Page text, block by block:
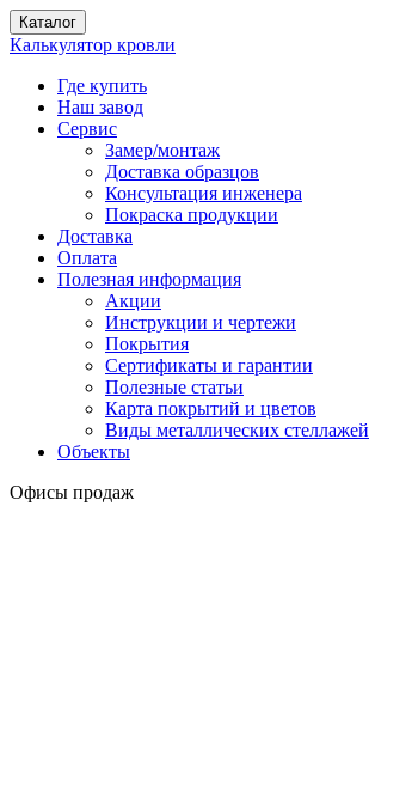
Каталог
Калькулятор кровли
Где купить
Наш завод
Сервис
Замер/монтаж
Доставка образцов
Консультация инженера
Покраска продукции
Доставка
Оплата
Полезная информация
Акции
Инструкции и чертежи
Покрытия
Сертификаты и гарантии
Полезные статьи
Карта покрытий и цветов
Виды металлических стеллажей
Объекты
Офисы продаж